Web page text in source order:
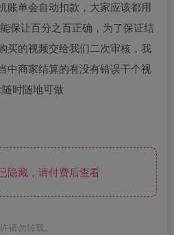
账单会自动扣款，大家应该都用
保让百分之百正确，为了保证结
买的视频交给我们二次审核，我
中商家结算的有没有错误干个视
时随地可做
隐藏，请付费后查看
请勿转载。